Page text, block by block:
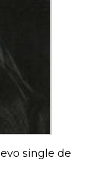
single de